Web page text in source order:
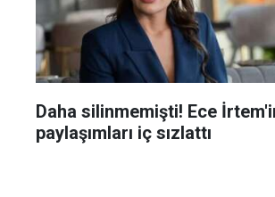
Daha silinmemişti! Ece
paylaşımları iç sızlattı